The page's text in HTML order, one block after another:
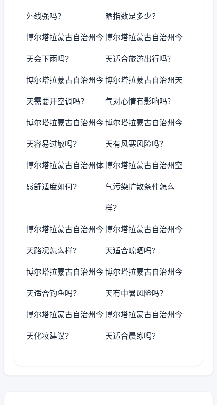
外线强吗？ 晒指数是多少？
博尔塔拉蒙古自治州今
天会下雨吗？
博尔塔拉蒙古自治州今
天适合旅游出行吗？
博尔塔拉蒙古自治州今
天需要开空调吗？
博尔塔拉蒙古自治州天
气对心情有影响吗？
博尔塔拉蒙古自治州今
天容易过敏吗？
博尔塔拉蒙古自治州今
天有风寒风险吗？
博尔塔拉蒙古自治州体
感舒适度如何？
博尔塔拉蒙古自治州空
气污染扩散条件怎么
样？
博尔塔拉蒙古自治州今
天路况怎么样？
博尔塔拉蒙古自治州今
天适合晾晒吗？
博尔塔拉蒙古自治州今
天适合钓鱼吗？
博尔塔拉蒙古自治州今
天有中暑风险吗？
博尔塔拉蒙古自治州今
天化妆建议？
博尔塔拉蒙古自治州今
天适合晨练吗？